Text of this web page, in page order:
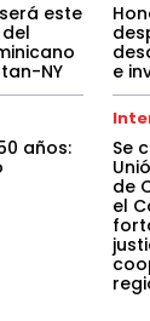
será este
NY
e
años:
Se
de
el